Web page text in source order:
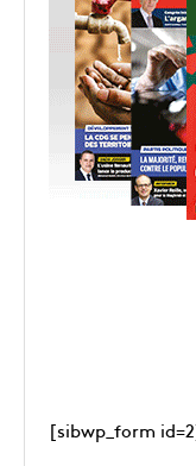
[sibwp_form